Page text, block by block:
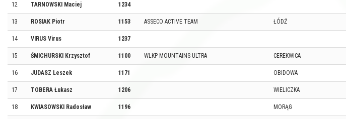
12 TARNOWSKI Maciej 1234
13 ROSIAK Piotr 1153 ASSECO ACTIVE TEAM ŁÓDŹ
14 VIRUS Virus 1237
15 ŚMICHURSKI Krzysztof 1100 WLKP MOUNTAINS ULTRA CEREKWICA
16 JUDASZ Leszek 1171 OBIDOWA
17 TOBERA Łukasz 1206 WIELICZKA
18 KWIASOWSKI Radosław 1196 MORĄG